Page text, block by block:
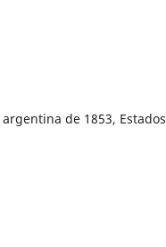
de 1853, Estados